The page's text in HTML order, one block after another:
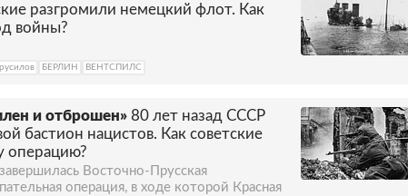
разгромили немецкий флот. Как
войны?
БЕРЛИН ВЕНТСПИЛС
и отброшен» 80 лет назад СССР
бастион нацистов. Как советские
операцию?
Восточно-Прусская
операция, в ходе которой Красная